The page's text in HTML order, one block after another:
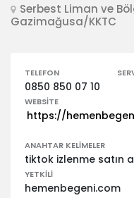
Serbest Liman ve
Gazimağusa/KKTC
TELEFON
0850 850 07 10
WEBSITE
https://
ANAHTAR KELIMELER
tiktok izlenme satın
YETKILI
hemenbegeni.com